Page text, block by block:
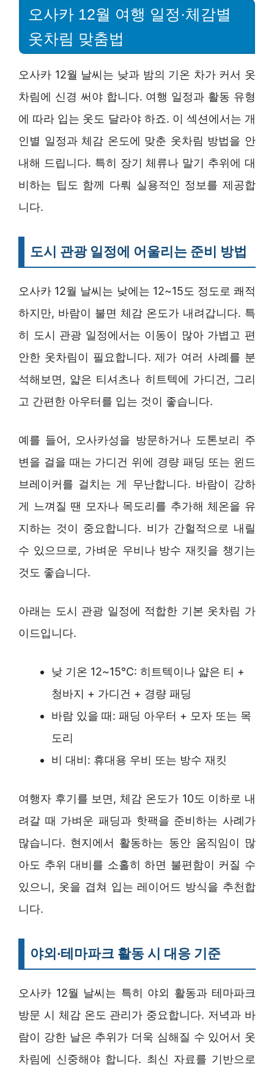
오사카 12월 여행 일정·체감별
옷차림 맞춤법
오사카 12월 날씨는 낮과 밤의 기온 차가 커서 옷
차림에 신경 써야 합니다. 여행 일정과 활동 유형
에 따라 입는 옷도 달라야 하죠. 이 섹션에서는 개
인별 일정과 체감 온도에 맞춘 옷차림 방법을 안
내해 드립니다. 특히 장기 체류나 말기 추위에 대
비하는 팁도 함께 다뤄 실용적인 정보를 제공합
니다.
도시 관광 일정에 어울리는 준비 방법
오사카 12월 날씨는 낮에는 12~15도 정도로 쾌적
하지만, 바람이 불면 체감 온도가 내려갑니다. 특
히 도시 관광 일정에서는 이동이 많아 가볍고 편
안한 옷차림이 필요합니다. 제가 여러 사례를 분
석해보면, 얇은 티셔츠나 히트텍에 가디건, 그리
고 간편한 아우터를 입는 것이 좋습니다.
예를 들어, 오사카성을 방문하거나 도톤보리 주
변을 걸을 때는 가디건 위에 경량 패딩 또는 윈드
브레이커를 걸치는 게 무난합니다. 바람이 강하
게 느껴질 땐 모자나 목도리를 추가해 체온을 유
지하는 것이 중요합니다. 비가 간헐적으로 내릴
수 있으므로, 가벼운 우비나 방수 재킷을 챙기는
것도 좋습니다.
아래는 도시 관광 일정에 적합한 기본 옷차림 가
이드입니다.
낮 기온 12~15°C: 히트텍이나 얇은 티 +
청바지 + 가디건 + 경량 패딩
바람 있을 때: 패딩 아우터 + 모자 또는 목
도리
비 대비: 휴대용 우비 또는 방수 재킷
여행자 후기를 보면, 체감 온도가 10도 이하로 내
려갈 때 가벼운 패딩과 핫팩을 준비하는 사례가
많습니다. 현지에서 활동하는 동안 움직임이 많
아도 추위 대비를 소홀히 하면 불편함이 커질 수
있으니, 옷을 겹쳐 입는 레이어드 방식을 추천합
니다.
야외·테마파크 활동 시 대응 기준
오사카 12월 날씨는 특히 야외 활동과 테마파크
방문 시 체감 온도 관리가 중요합니다. 저녁과 바
람이 강한 날은 추위가 더욱 심해질 수 있어서 옷
차림에 신중해야 합니다. 최신 자료를 기반으로